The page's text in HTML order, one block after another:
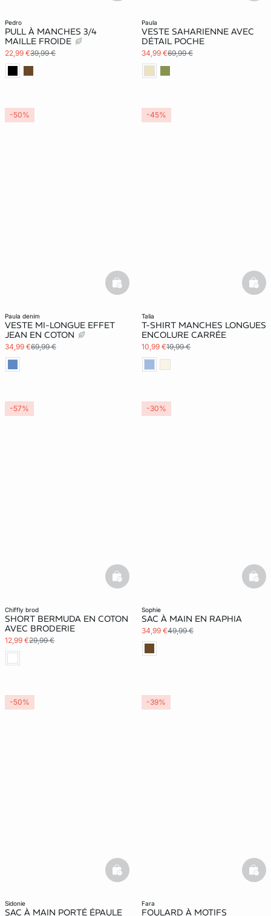
pedro
PULL À MANCHES 3/4
MAILLE FROIDE
22,99 €39,99 €
paula
VESTE SAHARIENNE AVEC
DÉTAIL POCHE
34,99 €69,99 €
paula denim
VESTE MI-LONGUE EFFET
JEAN EN COTON
34,99 €69,99 €
basketfull
-50%
talia
T-SHIRT MANCHES LONGUES
ENCOLURE CARRÉE
10,99 €19,99 €
-45%
chiffly brod
SHORT BERMUDA EN COTON
AVEC BRODERIE
12,99 €29,99 €
basketfull
-57%
sophie
SAC À MAIN EN RAPHIA
34,99 €49,99 €
-30%
sidonie
SAC À MAIN PORTÉ ÉPAULE
basketfull
-50%
fara
FOULARD À MOTIFS
-39%